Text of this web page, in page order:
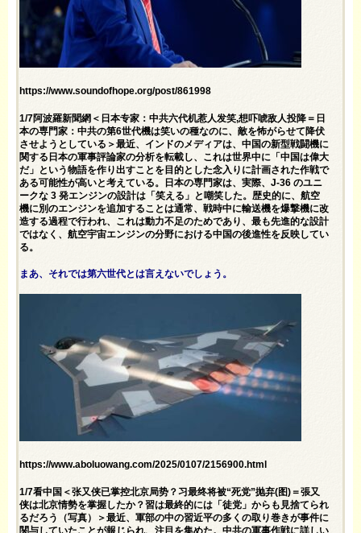
https://www.soundofhope.org/post/861998
1/7阿波羅新聞網＜日本专家：中共六代机惹人发笑,想吓唬敌人投降＝日
本の専門家：中共の第6世代機は笑いの種なのに、敵を怖がらせて降伏
させようとしている＞最近、インドのメディアは、中国の新型戦闘機に
関する日本の軍事評論家の分析を転載し、これは世界中に「中国は偉大
だ」という物語を作り出すことを目的とした念入りに計画された作戦で
ある可能性が高いと考えている。日本の専門家は、実際、J-36 のユニ
ークな 3 発エンジンの設計は「笑える」と嘲笑した。歴史的に、航空
機に別のエンジンを追加することは通常、戦時中に輸送機を爆撃機に改
造する過程で行われ、これは動力不足のためであり、最も先進的な設計
ではなく、航空宇宙エンジンの分野における中国の後進性を反映してい
る。
まあ、それでは第六世代とは言えないでしょう。
https://www.aboluowang.com/2025/0107/2156900.html
1/7看中国＜张又侠已掌控北京局势？习最终将被“死党”抛弃(图)＝張又
侠は北京情勢を掌握したか？習は最終的には「徒党」からも見捨てられ
るだろう（写真）＞最近、軍部の中の習近平の多くの取り巻きが事件に
関与していたことが報じられ、注目を集めた。中共の軍事作戦に詳しい